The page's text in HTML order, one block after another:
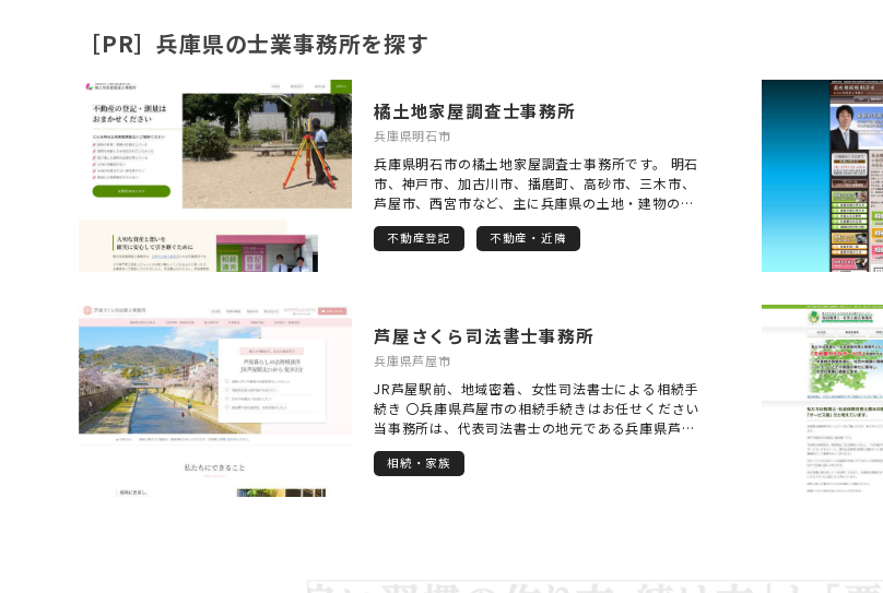
［PR］兵庫県の士業事務所を探す
橘土地家屋調査士事務所
兵庫県明石市
兵庫県明石市の橘土地家屋調査士事務所です。 明石
市、神戸市、加古川市、播磨町、高砂市、三木市、
芦屋市、西宮市など、主に兵庫県の土地・建物の登
記・測量業務を行っております。 当事務所は司法書
士との合同事務所です。 相続した建物が登記されて
い時も、悩みすぎず是非お気軽にご相談ください。
不動産登記 不動産・近隣
芦屋さくら司法書士事務所
兵庫県芦屋市
JR芦屋駅前、地域密着、女性司法書士による相続手
続き 〇兵庫県芦屋市の相続手続きはお任せください
当事務所は、代表司法書士の地元である兵庫県芦屋
市に密着して相続登記等の相続手続きを行っている
司法書士事務所です。 地元貢献の想いで司法書士事
相続・家族